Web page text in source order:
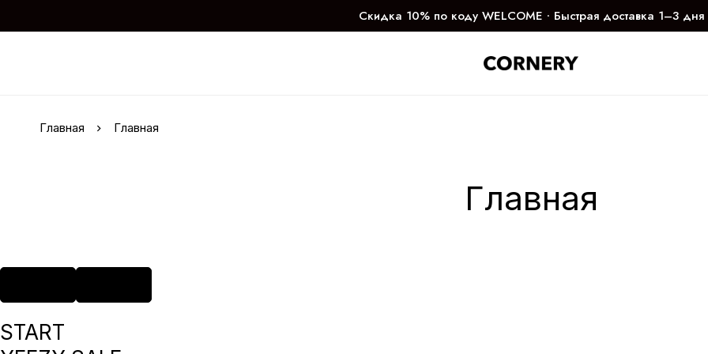
Скидка 10% по коду WELCOME ∙ Быстрая доставка 1–3 дня
Главная Главная
Главная
START